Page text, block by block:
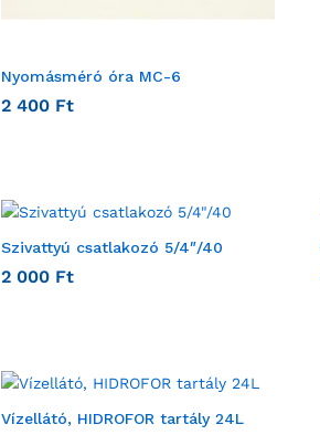
Nyomásméró óra MC-6
2 400 Ft
Szivattyú csatlakozó 5/4″/40
2 000 Ft
Vízellátó, HIDROFOR tartály 24L